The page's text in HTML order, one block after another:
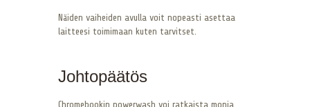
Näiden vaiheiden avulla voit nopeasti asettaa
laitteesi toimimaan kuten tarvitset.
Johtopäätös
Chromebookin powerwash voi ratkaista monia